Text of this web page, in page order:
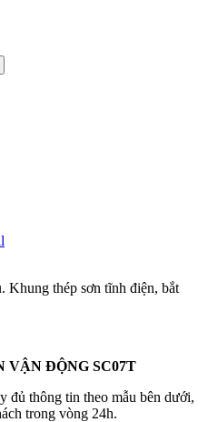
Khung thép sơn tĩnh điện, bắt
VẬN ĐỘNG SC07T
đủ thông tin theo mẫu bên dưới,
trong vòng 24h.